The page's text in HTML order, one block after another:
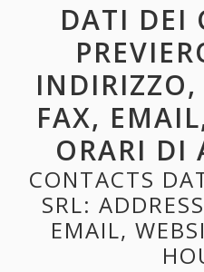
DATI DEI
INDIRIZZO,
FAX,
ORARI DI
CONTACTS
SRL:
EMAIL,